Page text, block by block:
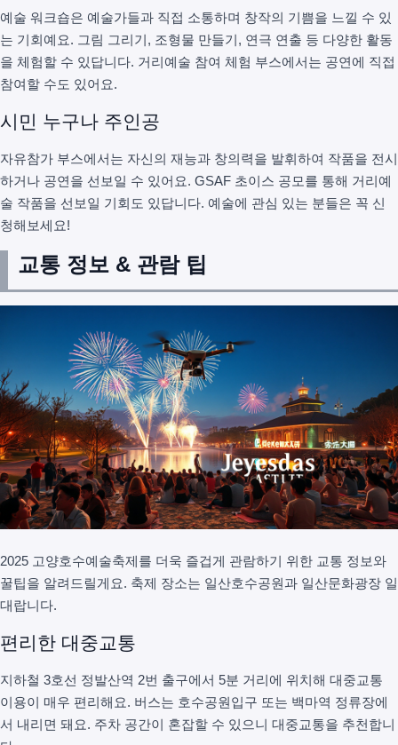
예술 워크숍은 예술가들과 직접 소통하며 창작의 기쁨을 느낄 수 있
는 기회예요. 그림 그리기, 조형물 만들기, 연극 연출 등 다양한 활동
을 체험할 수 있답니다. 거리예술 참여 체험 부스에서는 공연에 직접
참여할 수도 있어요.
시민 누구나 주인공
자유참가 부스에서는 자신의 재능과 창의력을 발휘하여 작품을 전시
하거나 공연을 선보일 수 있어요. GSAF 초이스 공모를 통해 거리예
술 작품을 선보일 기회도 있답니다. 예술에 관심 있는 분들은 꼭 신
청해보세요!
교통 정보 & 관람 팁
2025 고양호수예술축제를 더욱 즐겁게 관람하기 위한 교통 정보와
꿀팁을 알려드릴게요. 축제 장소는 일산호수공원과 일산문화광장 일
대랍니다.
편리한 대중교통
지하철 3호선 정발산역 2번 출구에서 5분 거리에 위치해 대중교통
이용이 매우 편리해요. 버스는 호수공원입구 또는 백마역 정류장에
서 내리면 돼요. 주차 공간이 혼잡할 수 있으니 대중교통을 추천합니